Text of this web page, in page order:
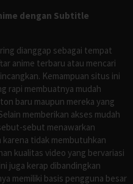
dengan Subtitle
dianggap sebagai tempat
anime terbaru atau mencari
Kemampuan situs ini
rapi membuatnya mudah
baru maupun mereka yang
memberikan akses mudah
sebut menawarkan
tidak membutuhkan
kualitas video yang bervariasi
juga kerap dibandingkan
memiliki basis pengguna besar